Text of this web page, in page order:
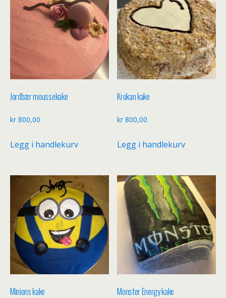
Alternativene
kan
velges
på
produktsiden
Jordbær moussekake
kr 800,00
Legg i handlekurv
Krokan kake
kr 800,00
Legg i handlekurv
Minions kake Monster Energy kake